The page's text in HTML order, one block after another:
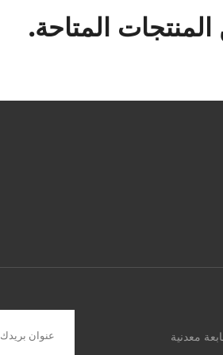
المتاحة.
معدنية